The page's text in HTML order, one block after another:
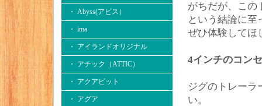
・ Abyss(アビス）
・ ima
・ アイランドオリジナル
・ アチック（ATTIC）
・ アクアビット
・ アグア
がちだが、この
という結論に至
ぜひ体験してほ
4インチのコン
ジグのトレーラ
い。